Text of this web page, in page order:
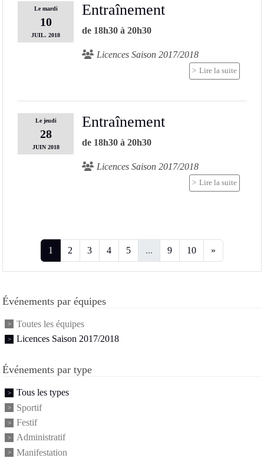
Lemardi
10
JUIL. 2018
Entraînement
de 18h30 à 20h30
Licences Saison 2017/2018
Lire la suite
Lejeudi
28
JUIN 2018
Entraînement
de 18h30 à 20h30
Licences Saison 2017/2018
Lire la suite
1 2 3 4 5 ... 9 10 »
Événements par équipes
Toutes les équipes
Licences Saison 2017/2018
Événements par type
Tous les types
Sportif
Festif
Administratif
Manifestation